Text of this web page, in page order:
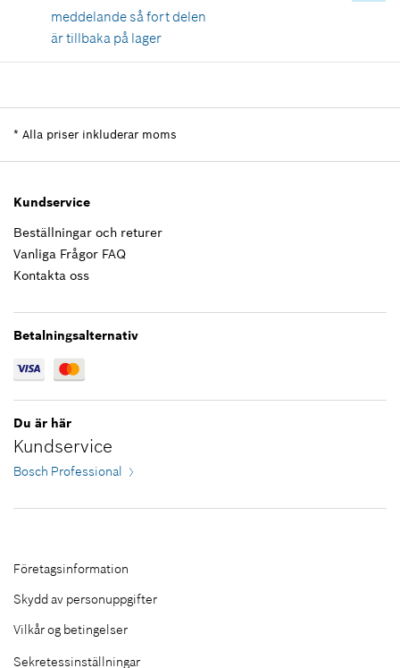
67,06 kr*
Lägg till i kundvagn
meddelande så fort delen
är tillbaka på lager
Reservdelsinformationer
328,83 kr*
* Alla priser inkluderar moms
Kundservice
Beställningar och returer
Vanliga Frågor FAQ
Kontakta oss
Betalningsalternativ
Du är här
Kundservice
Bosch Professional
Företagsinformation
Skydd av personuppgifter
Vilkår og betingelser
Sekretessinställningar